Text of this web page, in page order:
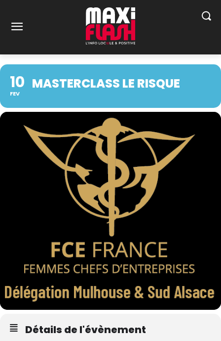
10
FEV
MASTERCLASS LE RISQUE
Détails de l'évènement